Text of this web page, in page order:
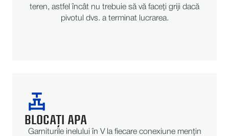
teren, astfel încât nu trebuie să vă faceți griji dacă
pivotul dvs. a terminat lucrarea.
BLOCAȚI APA
Garniturile inelului în V la fiecare conexiune mențin